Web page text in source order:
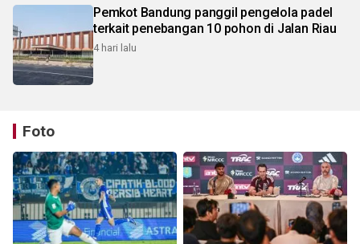
Pemkot Bandung panggil pengelola padel
terkait penebangan 10 pohon di Jalan Riau
4 hari lalu
Foto